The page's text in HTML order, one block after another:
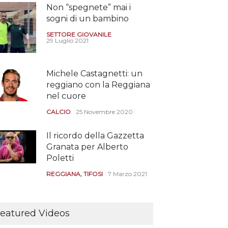
Non “spegnete” mai i
sogni di un bambino
SETTORE GIOVANILE
29 Luglio 2021
Michele Castagnetti: un
reggiano con la Reggiana
nel cuore
CALCIO 25 Novembre 2020
Il ricordo della Gazzetta
Granata per Alberto
Poletti
REGGIANA, TIFOSI 7 Marzo 2021
assistere agli allenamenti
Videos